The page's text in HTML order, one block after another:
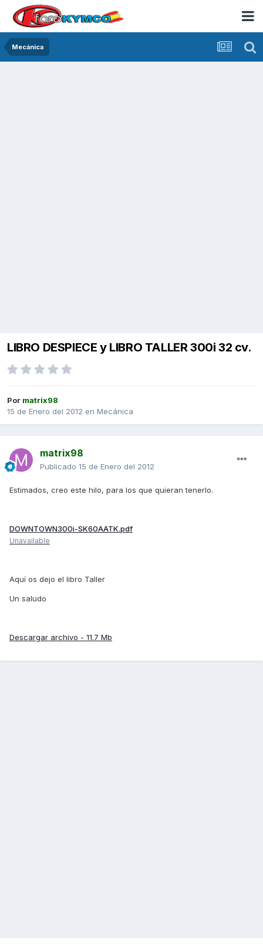
Mecánica
LIBRO DESPIECE y LIBRO TALLER 300i 32 cv.
Por matrix98
15 de Enero del 2012 en Mecánica
matrix98
Publicado 15 de Enero del 2012
Estimados, creo este hilo, para los que quieran tenerlo.
DOWNTOWN300i-SK60AATK.pdf
Unavailable
Aquí os dejo el libro Taller
Un saludo
Descargar archivo - 11.7 Mb